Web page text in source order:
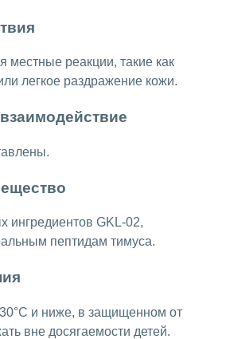
местные реакции, такие как
легкое раздражение кожи.
ингредиентов GKL-02,
пептидам тимуса.
и ниже, в защищенном от
вне досягаемости детей.